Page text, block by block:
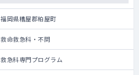
福岡県糟屋郡粕屋町
救命救急科・不問
救急科専門プログラム